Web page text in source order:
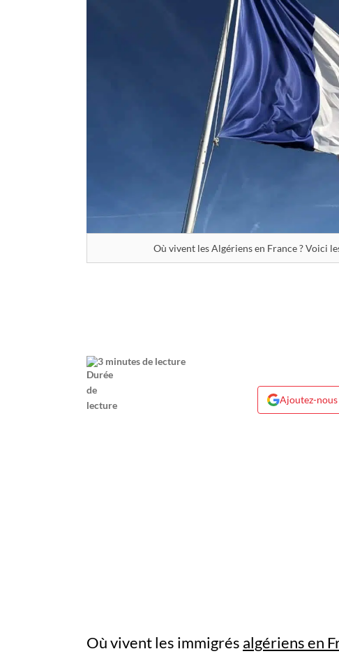
Où vivent les Algériens en France ? Voici
3 minutes de lecture
Ajoutez-nous
Où vivent les immigrés algériens en